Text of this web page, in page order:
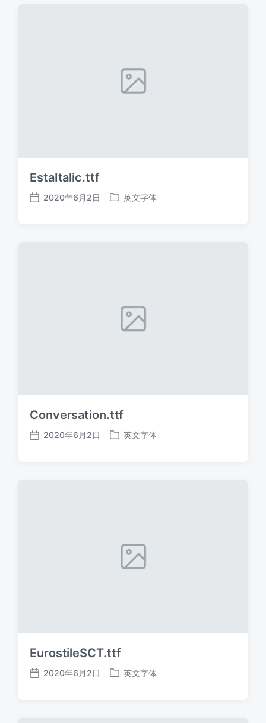
EstaItalic.ttf
发
2020年6月2日
发
英文字体
Conversation.ttf
发
2020年6月2日
发
英文字体
EurostileSCT.ttf
发
2020年6月2日
发
英文字体